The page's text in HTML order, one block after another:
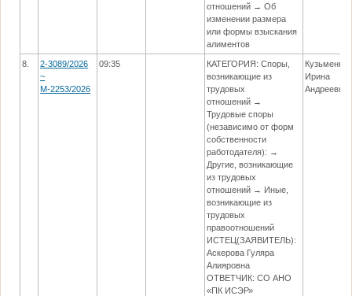
отношений → Об
изменении размера
или формы взыскания
алиментов
8.
2-3089/2026
~
М-2253/2026
09:35
КАТЕГОРИЯ: Споры,
возникающие из
трудовых
отношений →
Трудовые споры
(независимо от форм
собственности
работодателя): →
Другие, возникающие
из трудовых
отношений → Иные,
возникающие из
трудовых
правоотношений
ИСТЕЦ(ЗАЯВИТЕЛЬ):
Аскерова Гуляра
Алияровна
ОТВЕТЧИК: СО АНО
«ПК ИСЭР»
Кузьменко
Ирина
Андреевна